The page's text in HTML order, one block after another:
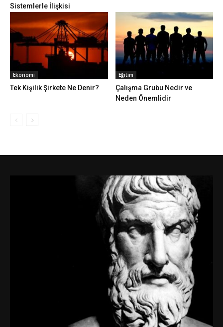
Sistemlerle İlişkisi
Ekonomi
Tek Kişilik Şirkete Ne Denir?
Eğitim
Çalışma Grubu Nedir ve
Neden Önemlidir